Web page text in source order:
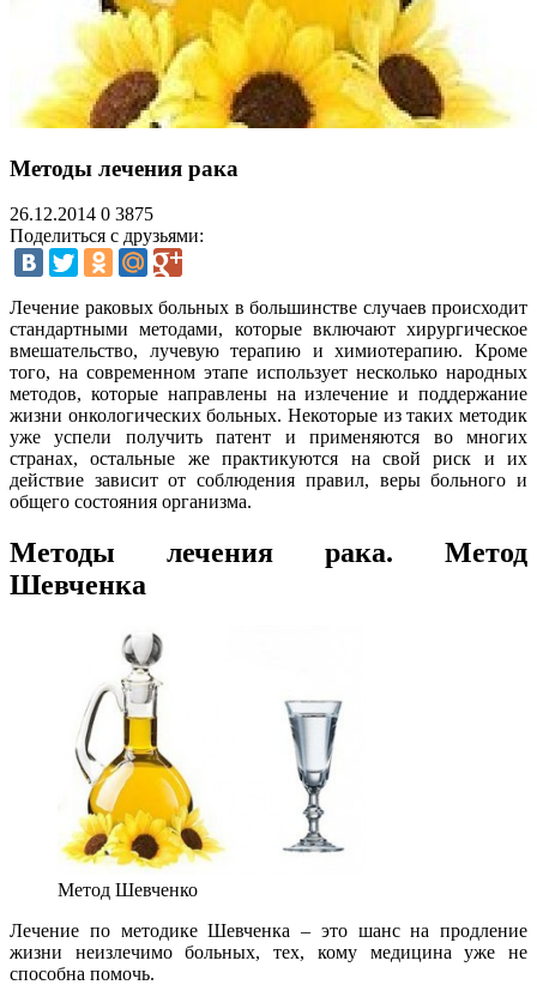
Методы лечения рака
26.12.2014 0 3875
Поделиться с друзьями:
Лечение раковых больных в большинстве случаев происходит
стандартными методами, которые включают хирургическое
вмешательство, лучевую терапию и химиотерапию. Кроме
того, на современном этапе использует несколько народных
методов, которые направлены на излечение и поддержание
жизни онкологических больных. Некоторые из таких методик
уже успели получить патент и применяются во многих
странах, остальные же практикуются на свой риск и их
действие зависит от соблюдения правил, веры больного и
общего состояния организма.
Методы лечения рака. Метод
Шевченка
Метод Шевченко
Лечение по методике Шевченка – это шанс на продление
жизни неизлечимо больных, тех, кому медицина уже не
способна помочь.